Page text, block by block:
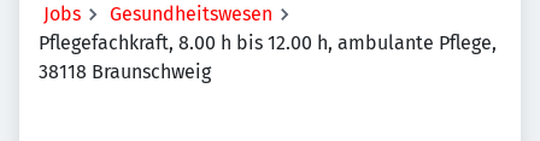
Jobs
Gesundheitswesen
Pflegefachkraft, 8.00 h bis 12.00 h, ambulante Pflege,
38118 Braunschweig